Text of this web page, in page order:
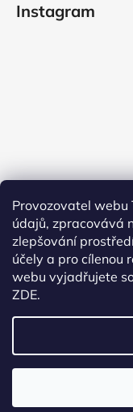
Provozovatel webu
údajů, zpracovává
zlepšování
účely a pro cílenou
webu vyjadřujete
ZDE.
Instagram
Sledovat
Facebook